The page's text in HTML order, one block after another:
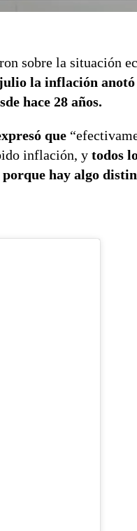
sobre la situación
la inflación
hace 28 años.
que
inflación, y todos
porque hay algo